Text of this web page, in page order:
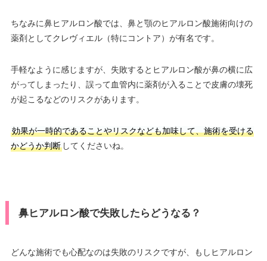
ちなみに鼻ヒアルロン酸では、鼻と顎のヒアルロン酸施術向けの
薬剤としてクレヴィエル（特にコントア）が有名です。
手軽なように感じますが、失敗するとヒアルロン酸が鼻の横に広
がってしまったり、誤って血管内に薬剤が入ることで皮膚の壊死
が起こるなどのリスクがあります。
効果が一時的であることやリスクなども加味して、施術を受ける
かどうか判断してくださいね。
鼻ヒアルロン酸で失敗したらどうなる？
どんな施術でも心配なのは失敗のリスクですが、もしヒアルロン